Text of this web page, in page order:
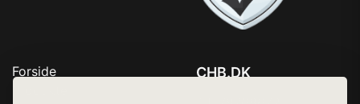
Forside
CHB.DK